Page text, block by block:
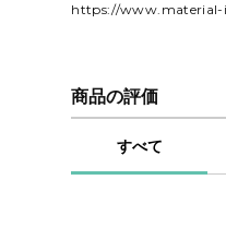
https://
商品の評価
すべて